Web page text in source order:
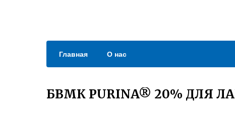
Главная О нас
БВМК PURINA® 20% ДЛЯ